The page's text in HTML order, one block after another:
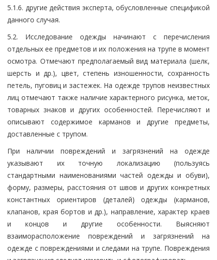
5.1.6. другие действия эксперта, обусловленные спецификой
данного случая.
5.2. Исследование одежды начинают с перечисления
отдельных ее предметов и их положения на трупе в момент
осмотра. Отмечают предполагаемый вид материала (шелк,
шерсть и др.), цвет, степень изношенности, сохранность
петель, пуговиц и застежек. На одежде трупов неизвестных
лиц отмечают также наличие характерного рисунка, меток,
товарных знаков и других особенностей. Перечисляют и
описывают содержимое карманов и другие предметы,
доставленные с трупом.
При наличии повреждений и загрязнений на одежде
указывают их точную локализацию (пользуясь
стандартными наименованиями частей одежды и обуви),
форму, размеры, расстояния от швов и других конкретных
константных ориентиров (деталей) одежды (карманов,
клапанов, края бортов и др.), направление, характер краев
и концов и другие особенности. Выясняют
взаиморасположение повреждений и загрязнений на
одежде с повреждениями и следами на трупе. Повреждения